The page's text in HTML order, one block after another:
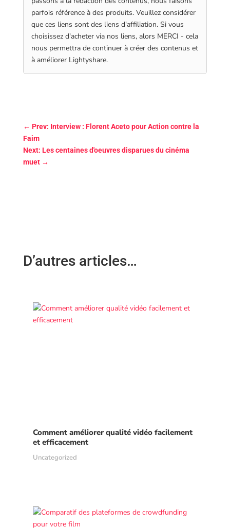
parfois référence à des produits. Veuillez considérer
que ces liens sont des liens d'affiliation. Si vous
choisissez d'acheter via nos liens, alors MERCI - cela
nous permettra de continuer à créer des contenus et
à améliorer Lightyshare.
← Prev: Interview : Florent Aceto pour Action contre la
Faim
Next: Les centaines d'oeuvres disparues du cinéma
muet→
D’autres articles…
Comment améliorer qualité vidéo facilement
et efficacement
Uncategorized